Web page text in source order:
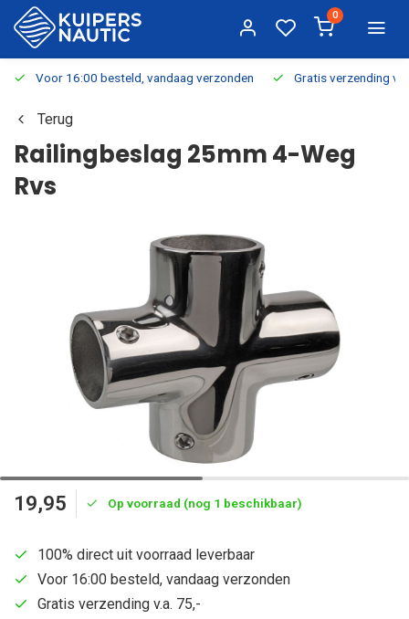
0
Voor 16:00 besteld, vandaag verzonden Gratis verzending
Terug
Railingbeslag 25mm 4-Weg
Rvs
19,95 Op voorraad (nog 1 beschikbaar)
100% direct uit voorraad leverbaar
Voor 16:00 besteld, vandaag verzonden
Gratis verzending v.a. 75,-